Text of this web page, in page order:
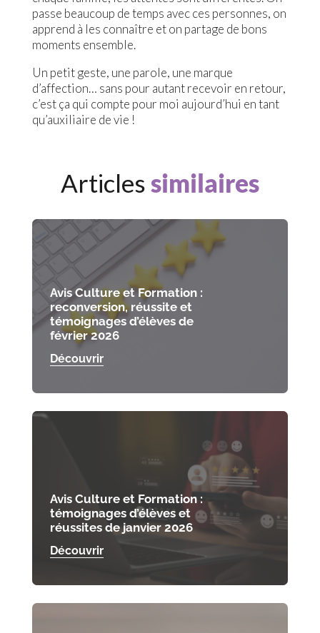
passe beaucoup de temps avec ces personnes, on
apprend à les connaître et on partage de bons
moments ensemble.
Un petit geste, une parole, une marque
d’affection… sans pour autant recevoir en retour,
c’est ça qui compte pour moi aujourd’hui en tant
qu’auxiliaire de vie !
Articlessimilaires
Avis Culture et Formation :
reconversion, réussite et
témoignages d’élèves de
février 2026
Découvrir
Avis Culture et Formation :
témoignages d’élèves et
réussites de janvier 2026
Découvrir